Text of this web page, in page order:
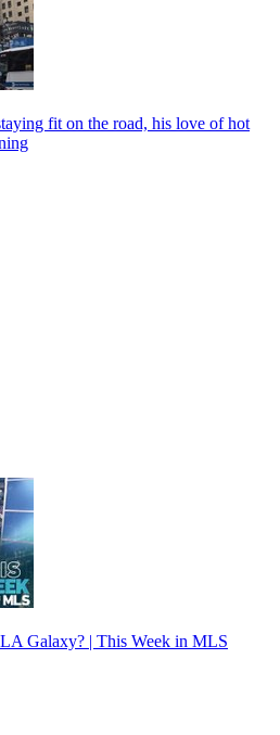
fit on the road, his love of hot
Galaxy? | This Week in MLS